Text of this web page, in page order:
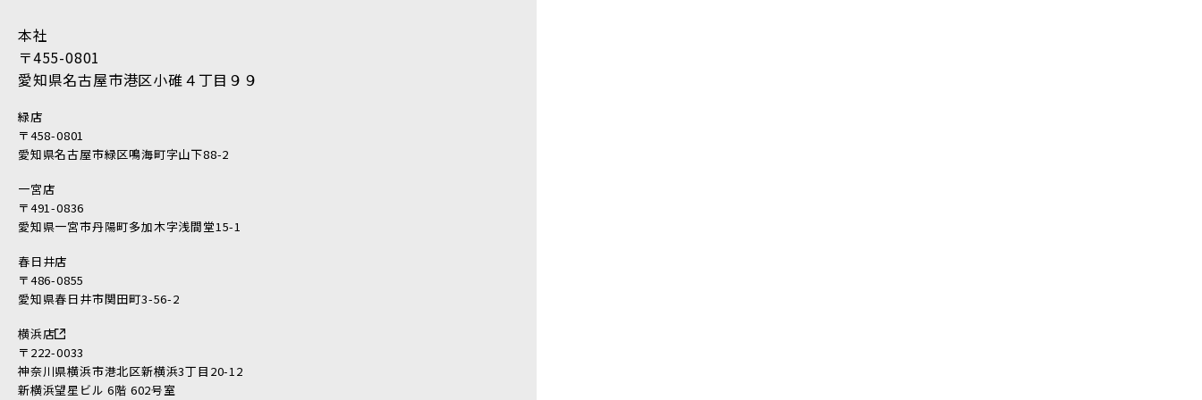
2017年11月 (9)
2017年8月 (23)
2017年5月 (17)
2017年2月 (46)
2016年12月 (37)
2016年11月 (39)
本社
〒455-0801
愛知県名古屋市港区小碓４丁目９９
緑店
〒458-0801
愛知県名古屋市緑区鳴海町字山下88-2
一宮店
〒491-0836
愛知県一宮市丹陽町多加木字浅間堂15-1
春日井店
〒486-0855
愛知県春日井市関田町3-56-2
横浜店
〒222-0033
神奈川県横浜市港北区新横浜3丁目20-12
新横浜望星ビル 6階 602号室